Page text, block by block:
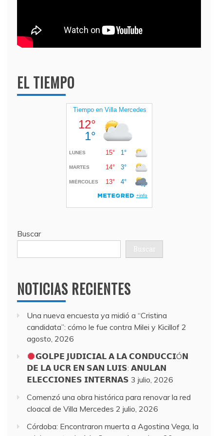
EL TIEMPO
Buscar
Buscar
NOTICIAS RECIENTES
Una nueva encuesta ya midió a “Cristina
candidata”: cómo le fue contra Milei y Kicillof 2
agosto, 2026
𝗚𝗢𝗟𝗣𝗘 𝗝𝗨𝗗𝗜𝗖𝗜𝗔𝗟 𝗔 𝗟𝗔 𝗖𝗢𝗡𝗗𝗨𝗖𝗖𝗜Ó𝗡
𝗗𝗘 𝗟𝗔 𝗨𝗖𝗥 𝗘𝗡 𝗦𝗔𝗡 𝗟𝗨𝗜𝗦: 𝗔𝗡𝗨𝗟𝗔𝗡
𝗘𝗟𝗘𝗖𝗖𝗜𝗢𝗡𝗘𝗦 𝗜𝗡𝗧𝗘𝗥𝗡𝗔𝗦 3 julio, 2026
Comenzó una obra histórica para renovar la red
cloacal de Villa Mercedes 2 julio, 2026
Córdoba: Encontraron muerta a Agostina Vega, la